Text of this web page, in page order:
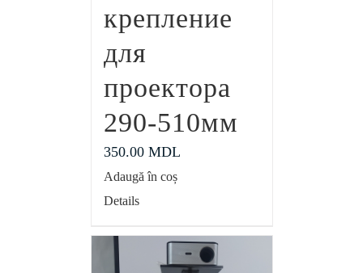
крепление
для
проектора
290-510мм
350.00 MDL
Adaugă în coș
Details